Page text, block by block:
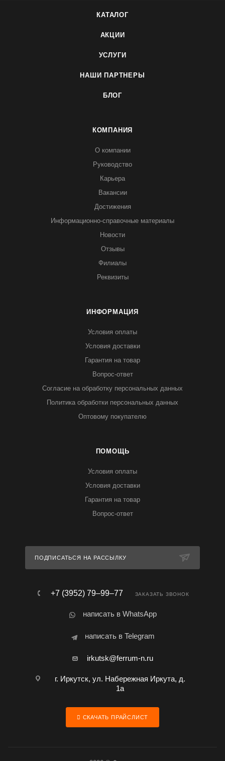
КАТАЛОГ
АКЦИИ
УСЛУГИ
НАШИ ПАРТНЕРЫ
БЛОГ
КОМПАНИЯ
О компании
Руководство
Карьера
Вакансии
Достижения
Информационно-справочные материалы
Новости
Отзывы
Филиалы
Реквизиты
ИНФОРМАЦИЯ
Условия оплаты
Условия доставки
Гарантия на товар
Вопрос-ответ
Согласие на обработку персональных данных
Политика обработки персональных данных
Оптовому покупателю
ПОМОЩЬ
Условия оплаты
Условия доставки
Гарантия на товар
Вопрос-ответ
ПОДПИСАТЬСЯ НА РАССЫЛКУ
+7 (3952) 79‒99‒77 ЗАКАЗАТЬ ЗВОНОК
написать в WhatsApp
написать в Telegram
irkutsk@ferrum-n.ru
г. Иркутск, ул. Набережная Иркута, д.
1а
СКАЧАТЬ ПРАЙСЛИСТ